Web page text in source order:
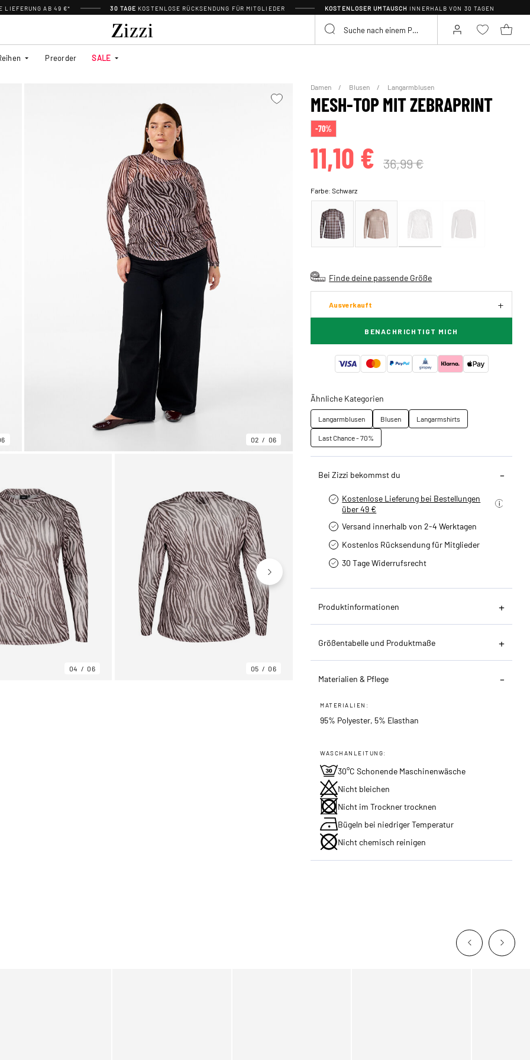
LIEFERUNG AB 49 €* 30 TAGE KOSTENLOSE RÜCKSENDUNG FÜR MITGLIEDER KOSTENLOSER UMTAUSCH INNERHALB VON 30 TAGEN
Preorder SALE
02 06
04 06 05 06
Damen Blusen Langarmblusen
MESH-TOP MIT ZEBRAPRINT
-70%
11,10 € 36,99 €
Farbe:Schwarz
Finde deine passende Größe
Ausverkauft
BENACHRICHTIGT MICH
Ähnliche Kategorien
Langarmblusen Blusen
Langarmshirts
Last Chance - 70%
Bei Zizzi bekommst du
Kostenlose Lieferung bei Bestellungen
über 49 €
Versand innerhalb von 2-4 Werktagen
Kostenlos Rücksendung für Mitglieder
30 Tage Widerrufsrecht
Produktinformationen
Größentabelle und Produktmaße
Materialien & Pflege
MATERIALIEN:
95% Polyester, 5% Elasthan
WASCHANLEITUNG:
30°C Schonende Maschinenwäsche
Nicht bleichen
Nicht im Trockner trocknen
Bügeln bei niedriger Temperatur
Nicht chemisch reinigen